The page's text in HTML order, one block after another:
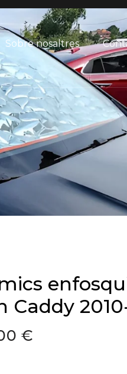
Sobre nosaltres
Caddy
€